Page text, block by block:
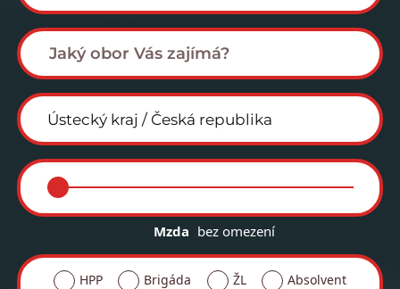
Mzda bez omezení
HPP Brigáda ŽL
Absolvent